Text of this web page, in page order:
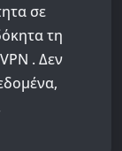
σε
τη
. Δεν